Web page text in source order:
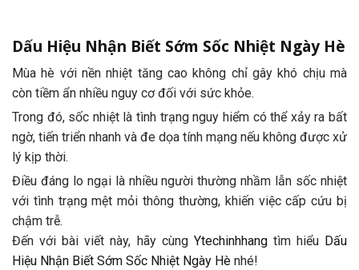
Dấu Hiệu Nhận Biết Sớm Sốc Nhiệt Ngày Hè
Mùa hè với nền nhiệt tăng cao không chỉ gây khó chịu mà
còn tiềm ẩn nhiều nguy cơ đối với sức khỏe.
Trong đó, sốc nhiệt là tình trạng nguy hiểm có thể xảy ra bất
ngờ, tiến triển nhanh và đe dọa tính mạng nếu không được xử
lý kịp thời.
Điều đáng lo ngại là nhiều người thường nhầm lẫn sốc nhiệt
với tình trạng mệt mỏi thông thường, khiến việc cấp cứu bị
chậm trễ.
Đến với bài viết này, hãy cùng Ytechinhhangtìm hiểu Dấu
Hiệu Nhận Biết Sớm Sốc Nhiệt Ngày Hè nhé!